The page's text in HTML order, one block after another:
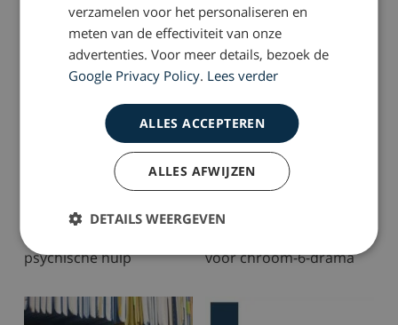
Tilburgse slachtoffers
psychische hulp
Justitie vervolgt
voor chroom-6-drama
verzamelen voor het personaliseren en
meten van de effectiviteit van onze
advertenties. Voor meer details, bezoek de
Google Privacy Policy. Lees verder
ALLES ACCEPTEREN
ALLES AFWIJZEN
DETAILS WEERGEVEN